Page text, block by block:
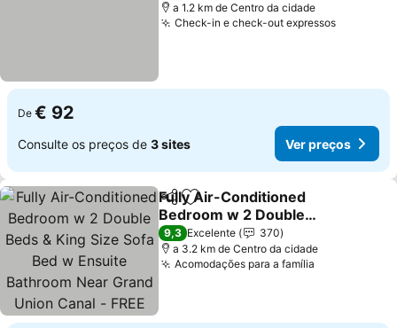
a 1.2 km de Centro da cidade
Check-in e check-out expressosVer
De € 92
Consulte os preços de 3 sites Ver preços
PartilharAdicionar aos favoritos
Fully Air-Conditioned
Bedroom w 2 Double
Beds & King Size Sofa
Bed w Ensuite Bathroom
Near Grand Union Canal -
Ver preços
9,3 Excelente
370
a 3.2 km de Centro da cidade
Acomodações para a família